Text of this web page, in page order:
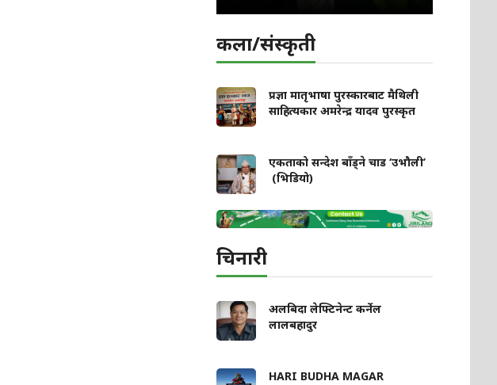
कला/संस्कृती
प्रज्ञा मातृभाषा पुरस्कारबाट मैथिली
साहित्यकार अमरेन्द्र यादव पुरस्कृत
एकताको सन्देश बाँड्ने चाड ‘उभौली’
(भिडियो)
चिनारी
अलबिदा लेफ्टिनेन्ट कर्नेल
लालबहादुर
HARI BUDHA MAGAR